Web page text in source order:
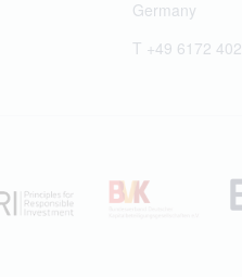
Germany
T +49 6172